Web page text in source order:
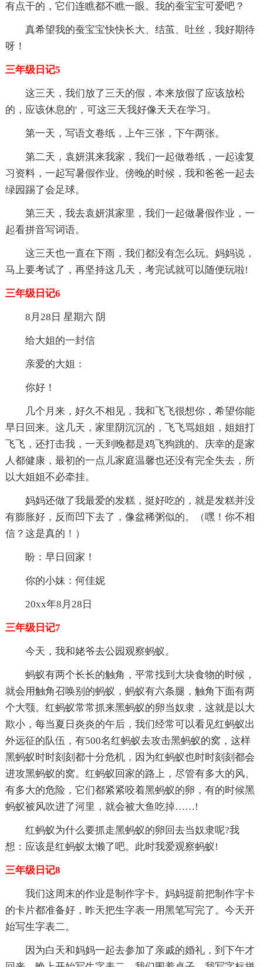
有点干的，它们连瞧都不瞧一眼。我的蚕宝宝可爱吧？
真希望我的蚕宝宝快快长大、结茧、吐丝，我好期待
呀！
三年级日记5
这三天，我们放了三天的假，本来放假了应该放松
的，应该休息的'，可这三天我好像天天在学习。
第一天，写语文卷纸，上午三张，下午两张。
第二天，袁妍淇来我家，我们一起做卷纸，一起读复
习资料，一起写暑假作业。傍晚的时候，我和爸爸一起去
绿园踢了会足球。
第三天，我去袁妍淇家里，我们一起做暑假作业，一
起看拼音写词语。
这三天也一直在下雨，我们都没有怎么玩。妈妈说，
马上要考试了，再坚持这几天，考完试就可以随便玩啦!
三年级日记6
8月28日 星期六 阴
给大姐的一封信
亲爱的大姐：
你好！
几个月来，好久不相见，我和飞飞很想你，希望你能
早日回来。这几天，家里阴沉沉的，飞飞骂姐姐，姐姐打
飞飞，还打击我，一天到晚都是鸡飞狗跳的。庆幸的是家
人都健康，最初的一点儿家庭温馨也还没有完全失去，所
以大姐姐不必牵挂。
妈妈还做了我最爱的发糕，挺好吃的，就是发糕并没
有膨胀好，反而凹下去了，像盆稀粥似的。（嘿！你不相
信？这是真的！）
盼：早日回家！
你的小妹：何佳妮
20xx年8月28日
三年级日记7
今天，我和姥爷去公园观察蚂蚁。
蚂蚁有两个长长的触角，平常找到大块食物的时候，
就会用触角召唤别的蚂蚁，蚂蚁有六条腿，触角下面有两
个大颚。红蚂蚁常常抓来黑蚂蚁的卵当奴隶，这就是以大
欺小，每当夏日炎炎的午后，我们经常可以看见红蚂蚁出
外远征的队伍，有500名红蚂蚁去攻击黑蚂蚁的窝，这样
黑蚂蚁时时刻刻都十分危机，因为红蚂蚁也时时刻刻都会
进攻黑蚂蚁的窝。红蚂蚁回家的路上，尽管有多大的风、
有多大的危险，它们都紧紧咬着黑蚂蚁的卵，有的时候黑
蚂蚁被风吹进了河里，就会被大鱼吃掉……!
红蚂蚁为什么要抓走黑蚂蚁的卵回去当奴隶呢?我
想：应该是红蚂蚁太懒了吧。此时我爱观察蚂蚁!
三年级日记8
我们这周末的作业是制作字卡。妈妈提前把制作字卡
的卡片都准备好，昨天把生字表一用黑笔写完了。今天开
始写生字表二。
因为白天和妈妈一起去参加了亲戚的婚礼，到下午才